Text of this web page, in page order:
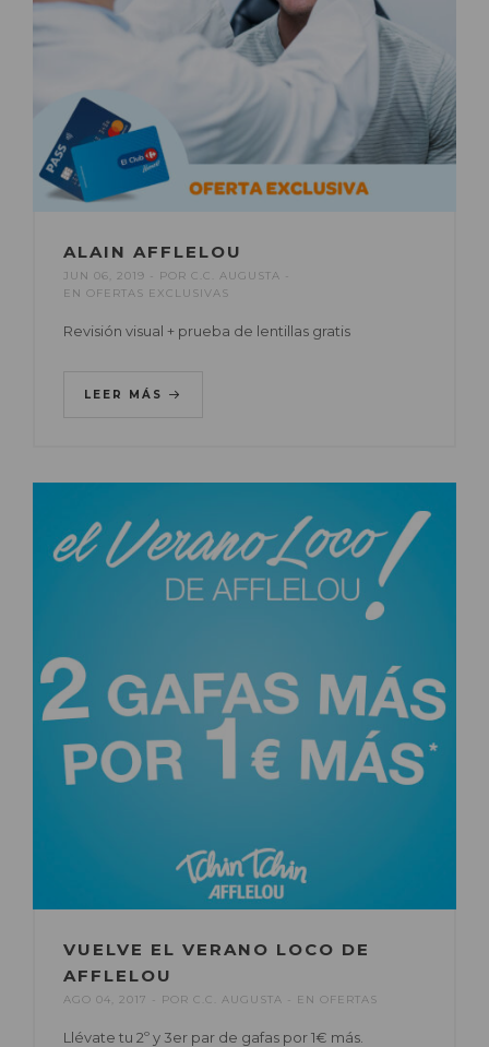
ALAIN AFFLELOU
JUN 06, 2019 POR C.C. AUGUSTA
EN OFERTAS EXCLUSIVAS
Revisión visual + prueba de lentillas gratis
LEER MÁS
VUELVE EL VERANO LOCO DE
AFFLELOU
AGO 04, 2017 POR C.C. AUGUSTA EN OFERTAS
Llévate tu 2º y 3er par de gafas por 1€ más.